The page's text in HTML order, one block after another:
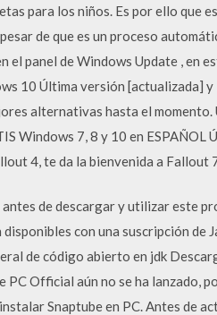
para los niños. Es por ello que
de que es un proceso
el panel de Windows Update , en
10 Última versión [actualizada]
alternativas hasta el
Windows 7, 8 y 10 en ESPAÑOL
4, te da la bienvenida a Fallout
de descargar y utilizar este
con una suscripción de
de código abierto en jdk
PC Official aún no se ha lanzado,
Snaptube en PC. Antes de